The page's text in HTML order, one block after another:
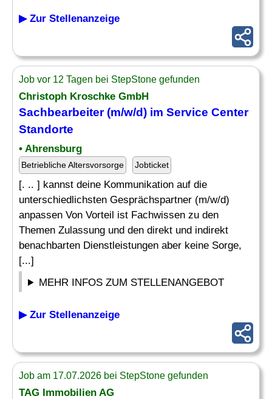
▶ Zur Stellenanzeige
Job vor 12 Tagen bei StepStone gefunden
Christoph Kroschke GmbH
Sachbearbeiter (m/w/d) im Service Center
Standorte
• Ahrensburg
Betriebliche Altersvorsorge Jobticket
[. .. ] kannst deine Kommunikation auf die
unterschiedlichsten Gesprächspartner (m/w/d)
anpassen Von Vorteil ist Fachwissen zu den
Themen Zulassung und den direkt und indirekt
benachbarten Dienstleistungen aber keine Sorge,
[...]
MEHR INFOS ZUM STELLENANGEBOT
▶ Zur Stellenanzeige
Job am 17.07.2026 bei StepStone gefunden
TAG Immobilien AG